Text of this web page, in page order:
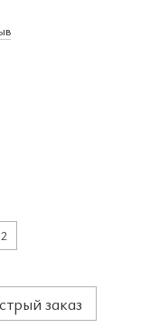
заказ